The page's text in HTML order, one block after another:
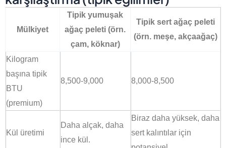
Mülkiyet
Tipik yumuşak
ağaç peleti (örn.
çam, köknar)
Tipik sert ağaç peleti
(örn. meşe, akçaağaç)
Kilogram
başına tipik
BTU
(premium)
8,500-9,000 8,000-8,500
Kül üretimi
Daha alçak, daha
ince kül.
Biraz daha yüksek, daha
sert kalıntılar için